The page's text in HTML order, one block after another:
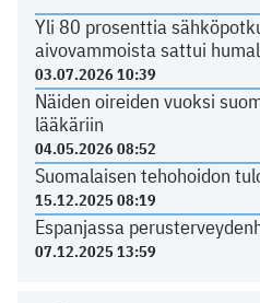
Yli 80 prosenttia
aivovammoista sattui
03.07.2026 10:39
Näiden oireiden vuoksi
lääkäriin
04.05.2026 08:52
Suomalaisen tehohoidon
15.12.2025 08:19
Espanjassa
07.12.2025 13:59